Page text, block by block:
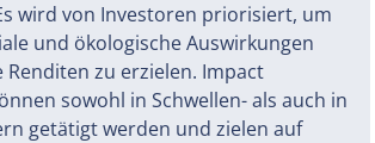
wird von Investoren priorisiert, um
und ökologische Auswirkungen
Renditen zu erzielen. Impact
sowohl in Schwellen- als auch in
getätigt werden und zielen auf